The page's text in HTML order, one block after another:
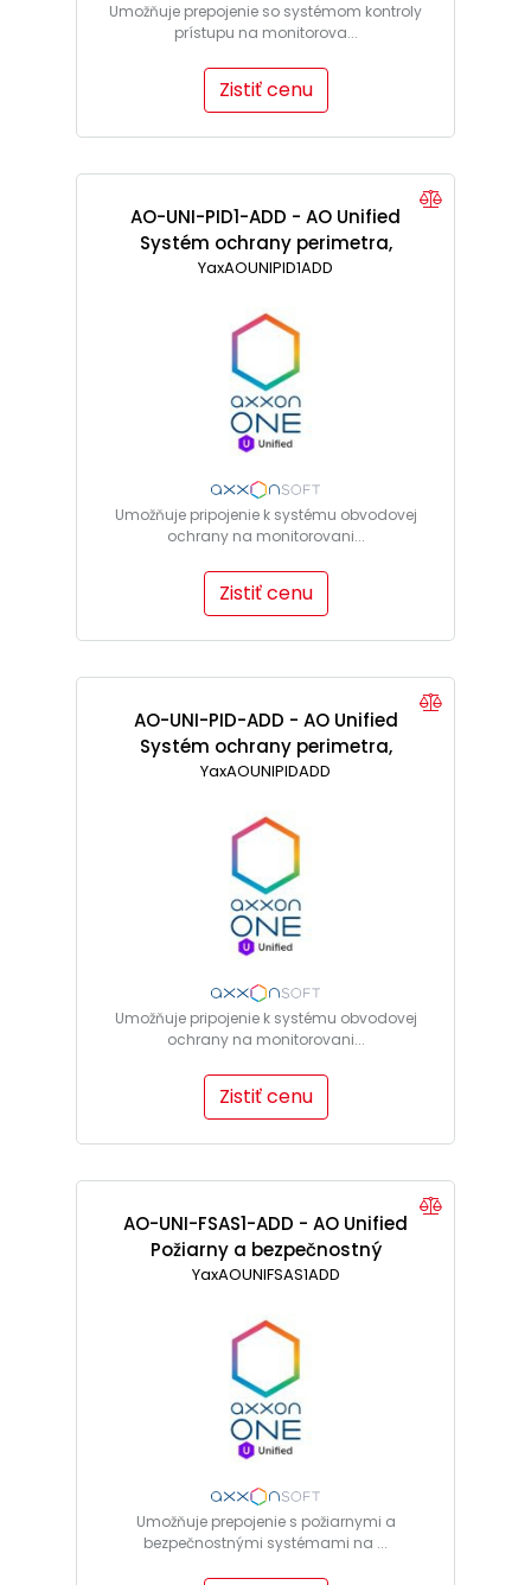
Umožňuje prepojenie so systémom kontroly
prístupu na monitorova...
Zistiť cenu
AO-UNI-PID1-ADD - AO Unified
Systém ochrany perimetra,
licencia pre 1 snímač
YaxAOUNIPID1ADD
Umožňuje pripojenie k systému obvodovej
ochrany na monitorovani...
Zistiť cenu
AO-UNI-PID-ADD - AO Unified
Systém ochrany perimetra,
licencia pre 32 snímačov
YaxAOUNIPIDADD
Umožňuje pripojenie k systému obvodovej
ochrany na monitorovani...
Zistiť cenu
AO-UNI-FSAS1-ADD - AO Unified
Požiarny a bezpečnostný
systém, licencia pre 1 snímač
YaxAOUNIFSAS1ADD
Umožňuje prepojenie s požiarnymi a
bezpečnostnými systémami na ...